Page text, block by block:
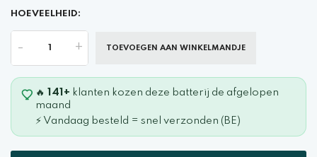
HOEVEELHEID:
- + TOEVOEGEN AAN WINKELMANDJE
🔥 141+ klanten kozen deze batterij de afgelopen
maand
⚡ Vandaag besteld = snel verzonden (BE)